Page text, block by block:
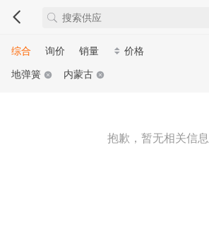
综合 询价 销量
价格
地弹簧
内蒙古
抱歉，暂无相关信息